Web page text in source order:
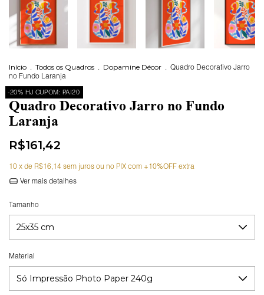
Início . Todos os Quadros . Dopamine Décor . Quadro Decorativo Jarro
no Fundo Laranja
-20% HJ CUPOM: PAI20
Quadro Decorativo Jarro no Fundo
Laranja
R$161,42
10 x de R$16,14 sem juros
Ver mais detalhes
Tamanho
Material